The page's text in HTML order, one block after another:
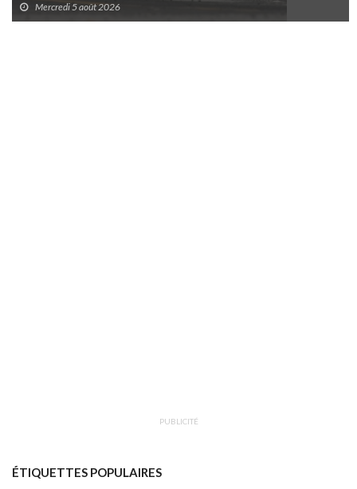
Mercredi 5 août 2026
PUBLICITÉ
ÉTIQUETTES POPULAIRES